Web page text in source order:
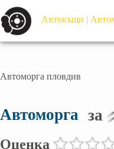
Автокъщи |
Автоморга пловдив
Автоморга за
Оценка